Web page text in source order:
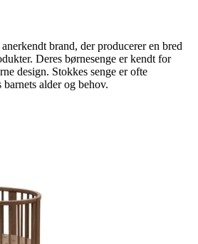
brand, der producerer en bred
Deres børnesenge er kendt for
design. Stokkes senge er ofte
alder og behov.